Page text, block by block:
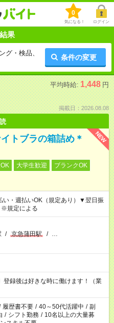
0
気になる！ ログイン
果
グ・検品、
条件の変更
平均時給: 1,448 円
掲載日：2026.08.08
NEW
トブラの箱詰め＊
大学生歓迎
ブランクOK
・週払いOK（規定あり）▼翌日振
規定による
/ 京急蒲田駅 / …
登録後は好きな時に働けます！（業
履歴書不要 / 40～50代活躍中 / 副
/ シフト勤務 / 10名以上の大量募